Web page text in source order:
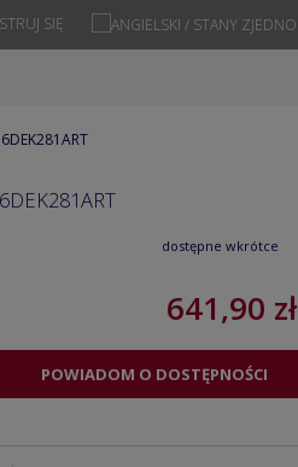
SIĘ
dostępne wkrótce
641,90 zł
POWIADOM O DOSTĘPNOŚCI